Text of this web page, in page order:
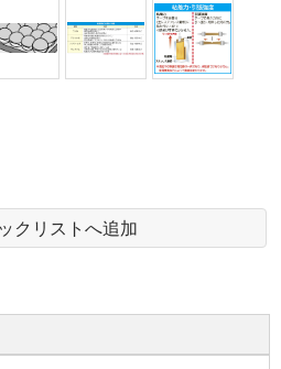
クリストへ追加